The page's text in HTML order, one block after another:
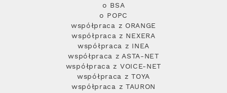
o BSA
o POPC
współpraca z ORANGE
współpraca z NEXERA
współpraca z INEA
współpraca z ASTA-NET
współpraca z VOICE-NET
współpraca z TOYA
współpraca z TAURON